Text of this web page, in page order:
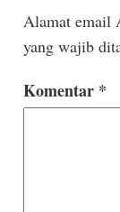
Alamat email
yang wajib
Komentar *